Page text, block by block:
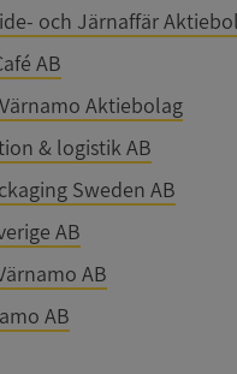
och Järnaffär
AB
Aktiebolag
& logistik AB
Sweden AB
AB
AB
AB